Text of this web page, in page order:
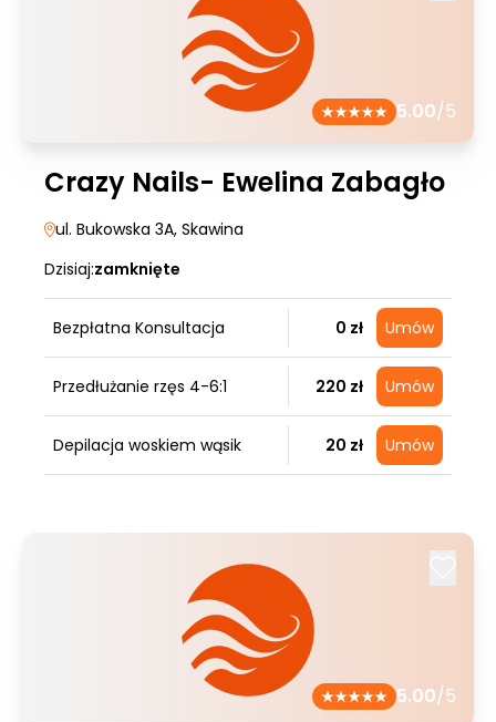
5.00/5
Crazy Nails- Ewelina Zabagło
ul. Bukowska 3A, Skawina
Dzisiaj:zamknięte
Bezpłatna Konsultacja 0 zł Umów
Przedłużanie rzęs 4-6:1 220 zł Umów
Depilacja woskiem wąsik 20 zł Umów
5.00/5